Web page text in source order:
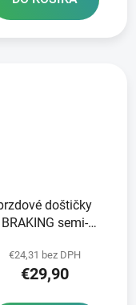
doštičky
BRAKING semi-
ks v balení
€24,31 bez DPH
€29,90